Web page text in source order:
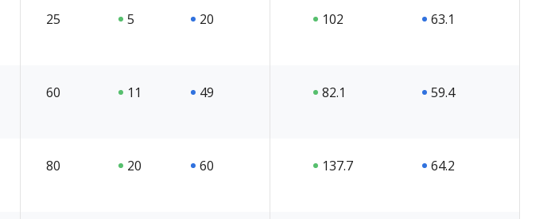
25 5 20 102 63.1
60 11 49 82.1 59.4
80 20 60 137.7 64.2